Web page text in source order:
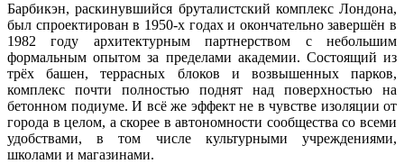
Барбикэн, раскинувшийся бруталистский комплекс Лондона,
был спроектирован в 1950-х годах и окончательно завершён в
1982 году архитектурным партнерством с небольшим
формальным опытом за пределами академии. Состоящий из
трёх башен, террасных блоков и возвышенных парков,
комплекс почти полностью поднят над поверхностью на
бетонном подиуме. И всё же эффект не в чувстве изоляции от
города в целом, а скорее в автономности сообщества со всеми
удобствами, в том числе культурными учреждениями,
школами и магазинами.